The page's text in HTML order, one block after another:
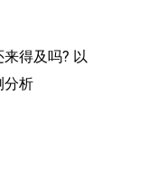
得及吗? 以
分析